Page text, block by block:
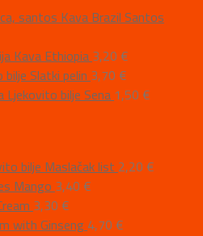
Kava Brazil Santos
Kava Ethiopia 3,20 €
Slatki pelin 3,70 €
Ljekovito bilje Sena 1,50 €
bilje Maslačak list 2,20 €
Mango 3,40 €
3,30 €
with Ginseng 4,70 €